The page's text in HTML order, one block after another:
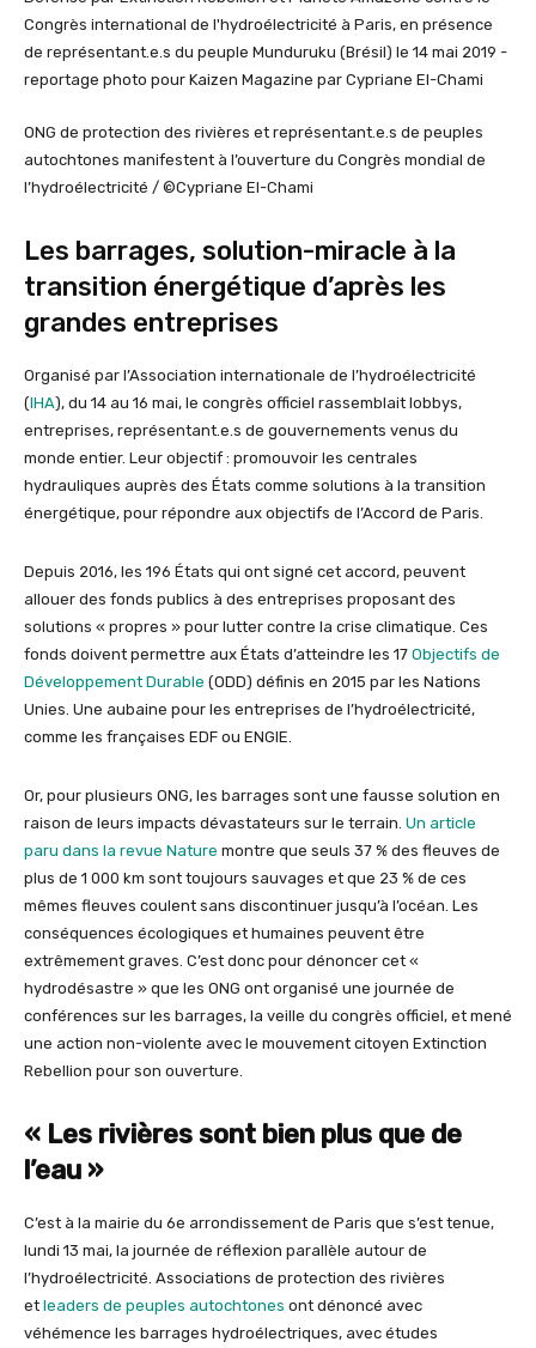
ONG de protection des rivières et représentant.e.s de peuples
autochtones manifestent à l’ouverture du Congrès mondial de
l’hydroélectricité / ©Cypriane El-Chami
Les barrages, solution-miracle à la
transition énergétique d’après les
grandes entreprises
Organisé par l’Association internationale de l’hydroélectricité
(IHA), du 14 au 16 mai, le congrès officiel rassemblait lobbys,
entreprises, représentant.e.s de gouvernements venus du
monde entier. Leur objectif : promouvoir les centrales
hydrauliques auprès des États comme solutions à la transition
énergétique, pour répondre aux objectifs de l’Accord de Paris.
Depuis 2016, les 196 États qui ont signé cet accord, peuvent
allouer des fonds publics à des entreprises proposant des
solutions « propres » pour lutter contre la crise climatique. Ces
fonds doivent permettre aux États d’atteindre les 17 Objectifs de
Développement Durable (ODD) définis en 2015 par les Nations
Unies. Une aubaine pour les entreprises de l’hydroélectricité,
comme les françaises EDF ou ENGIE.
Or, pour plusieurs ONG, les barrages sont une fausse solution en
raison de leurs impacts dévastateurs sur le terrain. Un article
paru dans la revue Nature montre que seuls 37 % des fleuves de
plus de 1 000 km sont toujours sauvages et que 23 % de ces
mêmes fleuves coulent sans discontinuer jusqu’à l’océan. Les
conséquences écologiques et humaines peuvent être
extrêmement graves. C’est donc pour dénoncer cet «
hydrodésastre » que les ONG ont organisé une journée de
conférences sur les barrages, la veille du congrès officiel, et mené
une action non-violente avec le mouvement citoyen Extinction
Rebellion pour son ouverture.
« Les rivières sont bien plus que de
l’eau »
C’est à la mairie du 6e arrondissement de Paris que s’est tenue,
lundi 13 mai, la journée de réflexion parallèle autour de
l’hydroélectricité. Associations de protection des rivières
et leaders de peuples autochtones ont dénoncé avec
véhémence les barrages hydroélectriques, avec études